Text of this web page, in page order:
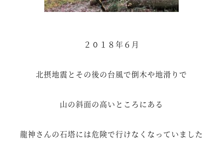
２０１８年６月
北摂地震とその後の台風で倒木や地滑りで
山の斜面の高いところにある
龍神さんの石塔には危険で行けなくなっていました